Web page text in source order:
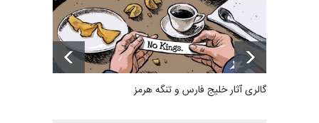
گالری آثار خلیج فارس و تنگه هرمز